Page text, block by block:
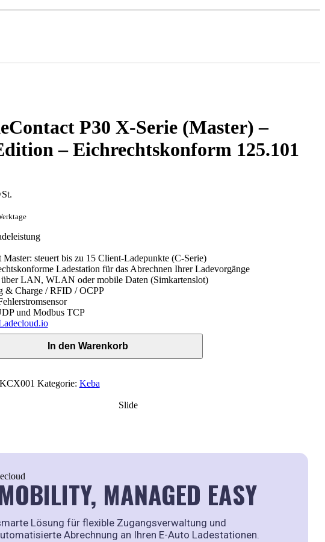
P30 X-Serie (Master) –
– Eichrechtskonform 125.101
Master: steuert bis zu 15 Client-Ladepunkte (C-Serie)
Ladestation für das Abrechnen Ihrer Ladevorgänge
LAN, WLAN oder mobile Daten (Simkartenslot)
& Charge / RFID / OCPP
und Modbus TCP
In den Warenkorb
KCX001 Kategorie: Keba
Slide
MANAGED EASY
Lösung für flexible Zugangsverwaltung und
Abrechnung an Ihren E-Auto Ladestationen.